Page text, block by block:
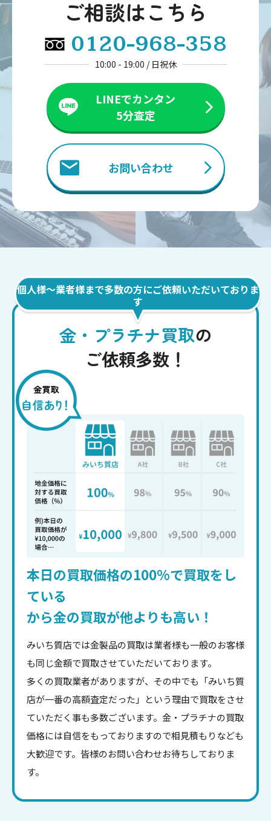
ご相談はこちら
0120-968-358
10:00 - 19:00 / 日祝休
LINEでカンタン
5分査定
お問い合わせ
個人様〜業者様まで多数の方にご依頼いただいておりま
す
金・プラチナ買取の
ご依頼多数！
本日の買取価格の100%で買取をし
ている
から金の買取が他よりも高い！
みいち質店では金製品の買取は業者様も一般のお客様
も同じ金額で買取させていただいております。
多くの買取業者がありますが、その中でも「みいち質
店が一番の高額査定だった」という理由で買取をさせ
ていただく事も多数ございます。金・プラチナの買取
価格には自信をもっておりますので相見積もりなども
大歓迎です。皆様のお問い合わせお待ちしておりま
す。